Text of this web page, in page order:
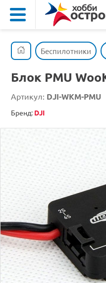
Беспилотники
Блок PMU
Артикул: DJI-WKM-PMU
Бренд: DJI